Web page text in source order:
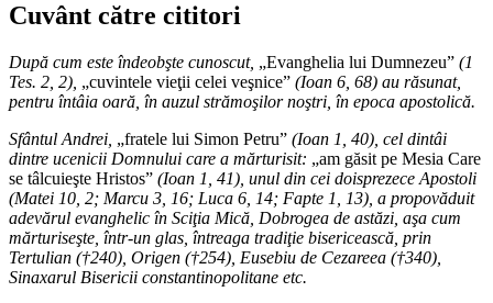
Cuvânt către cititori
După cum este îndeobşte cunoscut, „Evanghelia lui Dumnezeu” (1
Tes. 2, 2), „cuvintele vieţii celei veşnice” (Ioan 6, 68) au răsunat,
pentru întâia oară, în auzul strămoşilor noştri, în epoca apostolică.
Sfântul Andrei, „fratele lui Simon Petru” (Ioan 1, 40), cel dintâi
dintre ucenicii Domnului care a mărturisit: „am găsit pe Mesia Care
se tâlcuieşte Hristos” (Ioan 1, 41), unul din cei doisprezece Apostoli
(Matei 10, 2; Marcu 3, 16; Luca 6, 14; Fapte 1, 13), a propovăduit
adevărul evanghelic în Sciţia Mică, Dobrogea de astăzi, aşa cum
mărturiseşte, într-un glas, întreaga tradiţie bisericească, prin
Tertulian (†240), Origen (†254), Eusebiu de Cezareea (†340),
Sinaxarul Bisericii constantinopolitane etc.